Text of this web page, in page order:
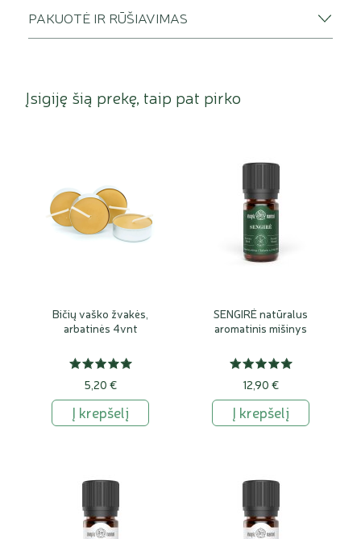
PAKUOTĖ IR RŪŠIAVIMAS
Įsigiję šią prekę, taip pat pirko
Bičių vaško žvakės,
arbatinės 4vnt
5,20 €
Į krepšelį
SENGIRĖ natūralus
aromatinis mišinys
12,90 €
Į krepšelį